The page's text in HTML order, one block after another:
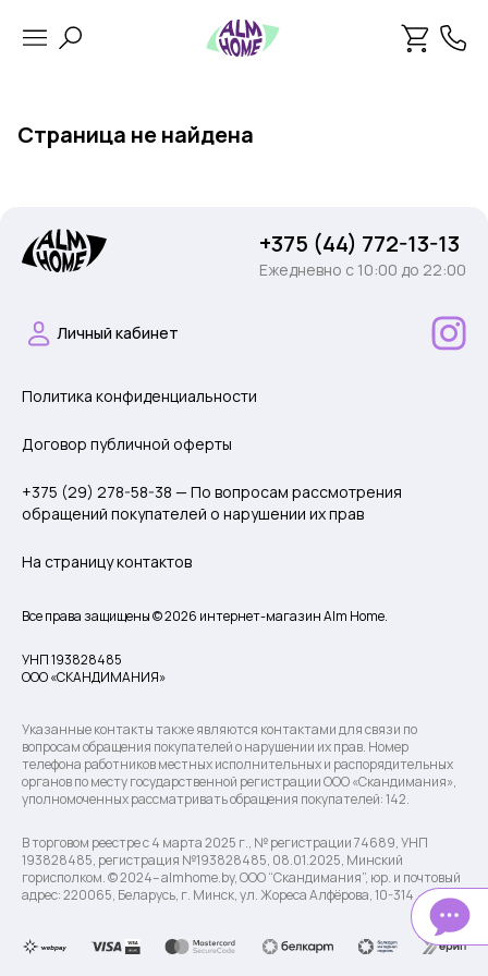
Страница не найдена
+375 (44) 772-13-13
Ежедневно c 10:00 до 22:00
Личный кабинет
Политика конфиденциальности
Договор публичной оферты
+375 (29) 278-58-38 — По вопросам рассмотрения
обращений покупателей о нарушении их прав
На страницу контактов
Все права защищены © 2026 интернет-магазин Alm Home.
УНП 193828485
ООО «СКАНДИМАНИЯ»
Указанные контакты также являются контактами для связи по
вопросам обращения покупателей о нарушении их прав. Номер
телефона работников местных исполнительных и распорядительных
органов по месту государственной регистрации ООО «Скандимания»,
уполномоченных рассматривать обращения покупателей: 142.
В торговом реестре с 4 марта 2025 г., № регистрации 74689, УНП
193828485, регистрация №193828485, 08.01.2025, Минский
горисполком. © 2024– almhome.by, ООО “Скандимания”, юр. и почтовый
адрес: 220065, Беларусь, г. Минск, ул. Жореса Алфёрова, 10-314